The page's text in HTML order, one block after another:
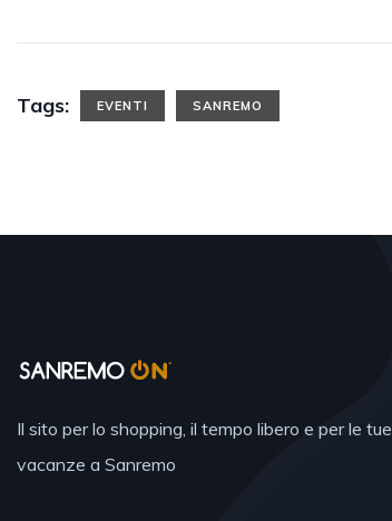
Tags: EVENTI SANREMO
Il sito per lo shopping, il tempo libero e per le tue
vacanze a Sanremo